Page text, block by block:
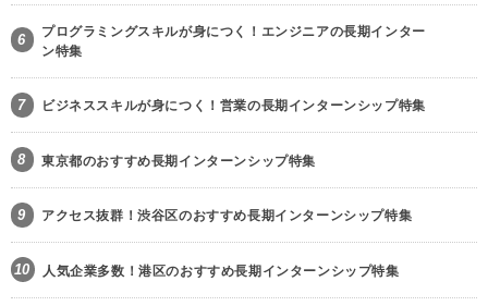
6
プログラミングスキルが身につく！エンジニアの長期インター
ン特集
7 ビジネススキルが身につく！営業の長期インターンシップ特集
8 東京都のおすすめ長期インターンシップ特集
9 アクセス抜群！渋谷区のおすすめ長期インターンシップ特集
10 人気企業多数！港区のおすすめ長期インターンシップ特集